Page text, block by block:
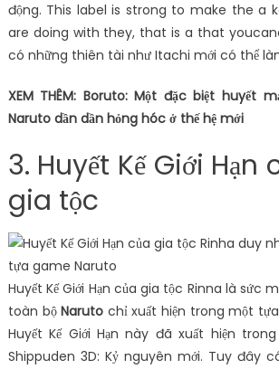
động. This label is strong to make the a
are doing with they, that is a that
có những thiên tài như Itachi mới có thể
XEM THÊM: Boruto: Một đặc biệt huyết
Naruto dần dần hỏng hóc ở thế hệ mới
3. Huyết Kế Giới Hạn
gia tộc
Huyết Kế Giới Hạn của gia tộc Rinna là sức
toàn bộNaruto chỉ xuất hiện trong một
Huyết Kế Giới Hạn này đã xuất hiện
Shippuden 3D: Kỷ nguyên mới. Tuy đây